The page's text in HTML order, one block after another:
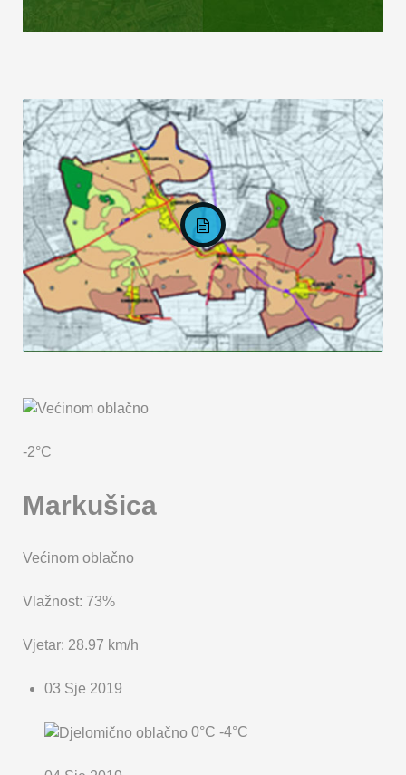
-2°C
Markušica
Većinom oblačno
Vlažnost: 73%
Vjetar: 28.97 km/h
03 Sje 2019
0°C -4°C